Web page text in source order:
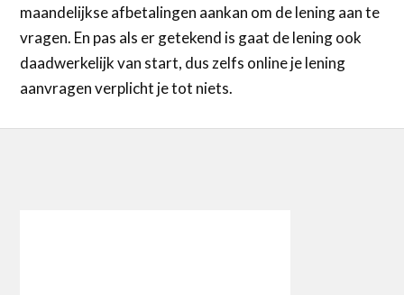
maandelijkse afbetalingen aankan om de lening aan te
vragen. En pas als er getekend is gaat de lening ook
daadwerkelijk van start, dus zelfs online je lening
aanvragen verplicht je tot niets.